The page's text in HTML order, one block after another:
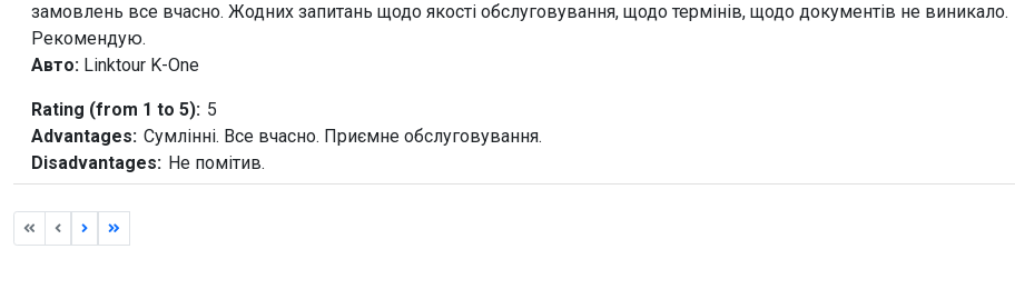
замовлень все вчасно. Жодних запитань щодо якості обслуговування, щодо термінів, щодо документів не виникало.
Рекомендую.
Авто: Linktour K-One
Rating (from 1 to 5): 5
Advantages: Сумлінні. Все вчасно. Приємне обслуговування.
Disadvantages: Не помітив.